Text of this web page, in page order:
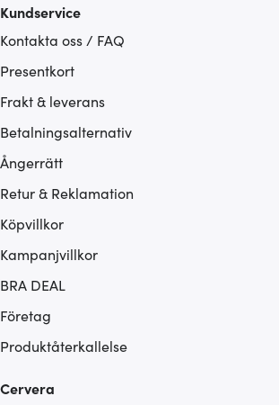
Kundservice
Kontakta oss / FAQ
Presentkort
Frakt & leverans
Betalningsalternativ
Ångerrätt
Retur & Reklamation
Köpvillkor
Kampanjvillkor
BRA DEAL
Företag
Produktåterkallelse
Cervera